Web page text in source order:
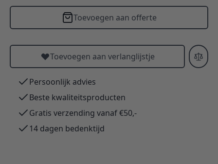
Toevoegen aan offerte
Toevoegen aan verlanglijstje
Persoonlijk advies
Beste kwaliteitsproducten
Gratis verzending vanaf €50,-
14 dagen bedenktijd